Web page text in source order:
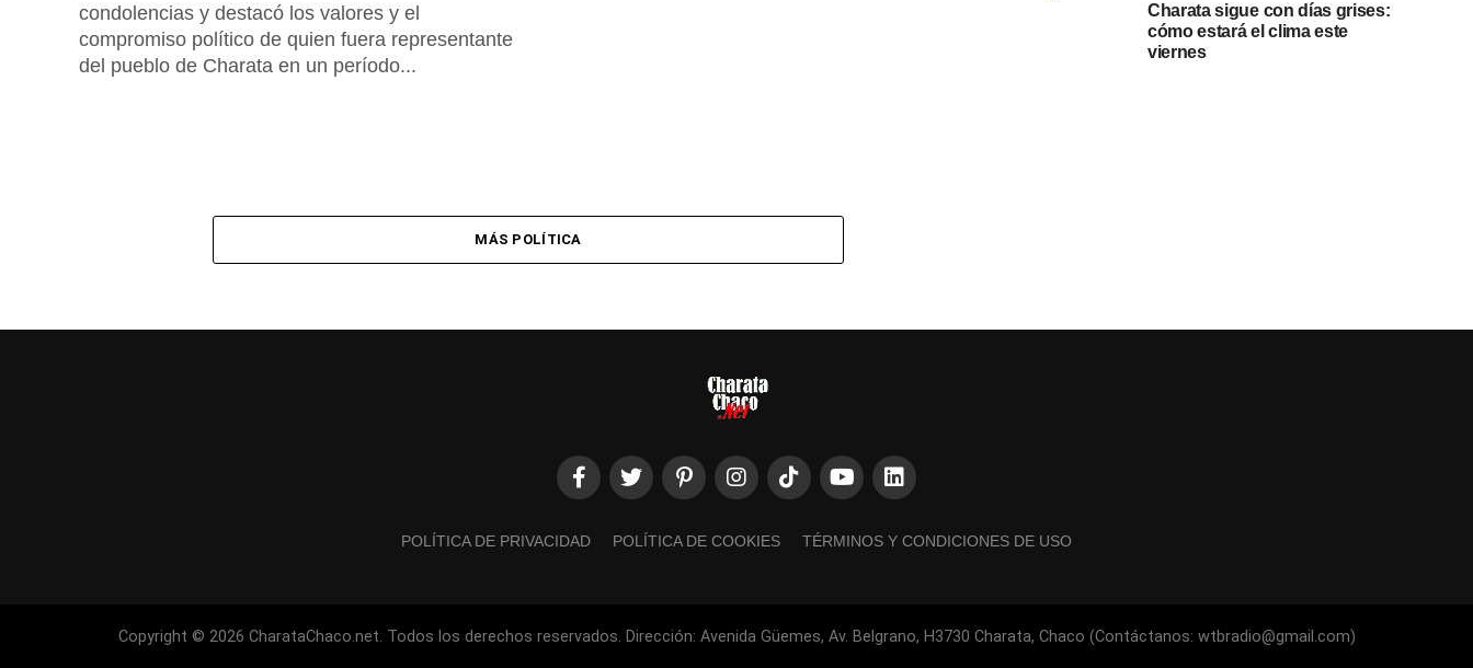
condolencias y destacó los valores y el
compromiso político de quien fuera representante
del pueblo de Charata en un período...
MÁS POLÍTICA
Charata sigue con días grises:
cómo estará el clima este
viernes
POLÍTICA DE PRIVACIDAD POLÍTICA DE COOKIES TÉRMINOS Y CONDICIONES DE USO
Copyright © 2026 CharataChaco.net. Todos los derechos reservados. Dirección: Avenida Güemes, Av. Belgrano, H3730 Charata, Chaco (Contáctanos: wtbradio@gmail.com)